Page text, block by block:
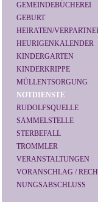
GEMEINDEBÜCHEREI
GEBURT
HEIRATEN/
HEURIGENKALENDER
KINDERGARTEN
KINDERKRIPPE
MÜLLENTSORGUNG
NOTDIENSTE
RUDOLFSQUELLE
SAMMELSTELLE
STERBEFALL
TROMMLER
VERANSTALTUNGEN
VORANSCHLAG /
NUNGSABSCHLUSS